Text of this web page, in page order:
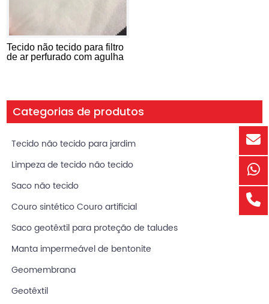
Tecido não tecido para filtro
de ar perfurado com agulha
Categorias de produtos
Tecido não tecido para jardim
Limpeza de tecido não tecido
Saco não tecido
Couro sintético Couro artificial
Saco geotêxtil para proteção de taludes
Manta impermeável de bentonite
Geomembrana
Geotêxtil